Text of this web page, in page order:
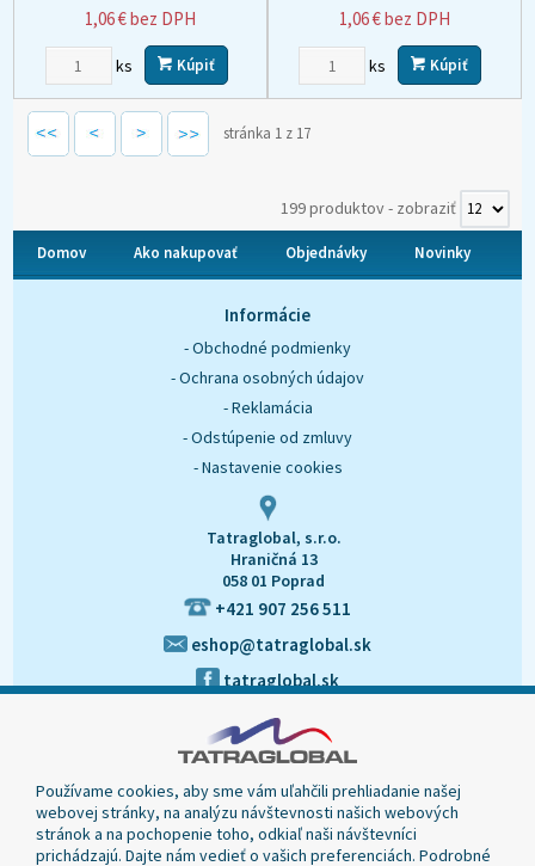
1,06 €bez DPH
ks Kúpiť
1,06 €bez DPH
ks Kúpiť
stránka 1 z 17
199 produktov- zobraziť
Domov Ako nakupovať Objednávky Novinky
Informácie
- Obchodné podmienky
- Ochrana osobných údajov
- Reklamácia
- Odstúpenie od zmluvy
- Nastavenie cookies
Tatraglobal, s.r.o.
Hraničná 13
058 01 Poprad
+421 907 256 511
eshop@tatraglobal.sk
tatraglobal.sk
Používame cookies, aby sme vám uľahčili prehliadanie našej
webovej stránky, na analýzu návštevnosti našich webových
stránok a na pochopenie toho, odkiaľ naši návštevníci
prichádzajú. Dajte nám vedieť o vašich preferenciách. Podrobné